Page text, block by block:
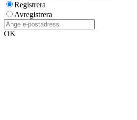
Registrera
Avregistrera
OK